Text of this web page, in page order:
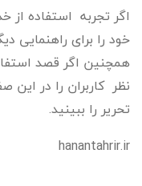
اگر تجربه استفاده از
خود را برای راهنمایی
همچنین اگر قصد
نظر کاربران را در این
تحریر را ببینید.
hanantahrir.ir